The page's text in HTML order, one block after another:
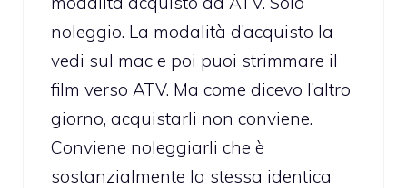
noleggio. La modalità d’acquisto la
vedi sul mac e poi puoi strimmare il
film verso ATV. Ma come dicevo l’altro
giorno, acquistarli non conviene.
Conviene noleggiarli che è
sostanzialmente la stessa identica